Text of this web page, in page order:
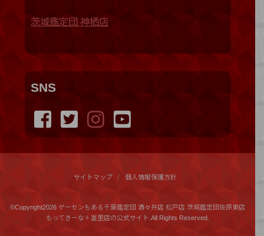
茨城鑑定団 神栖店
SNS
サイトマップ 個人情報保護方針
©Copyright2026 ゲーセンもある千葉鑑定団 酒々井店 松戸店 茨城鑑定団佐原東店
もってきーな＋冨里店の公式サイト .All Rights Reserved.